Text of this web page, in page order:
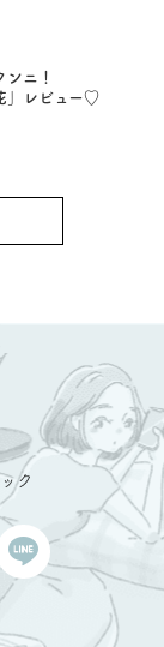
ニ！
」レビュー♡
ク